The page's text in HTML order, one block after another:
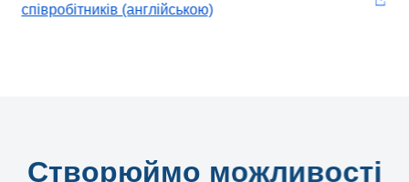
співробітників (англійською)
Створюймо можливості